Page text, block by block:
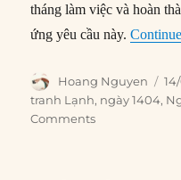
tháng làm việc và hoàn
ứng yêu cầu này.
Author
Hoang Nguyen
on
tranh Lạnh, ngày 1404,
Comments